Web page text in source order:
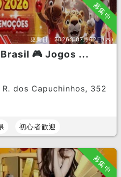
募集中
更新日：2026年07月02日(木)
🎮 Jogos ...
R. dos Capuchinhos, 352
初心者歓迎
募集中